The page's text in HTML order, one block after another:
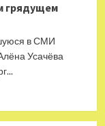
грядущем
в СМИ
Усачёва